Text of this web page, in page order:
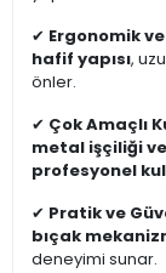
✔ Ergonomik
hafif yapısı,
önler.
✔ Çok Amaçlı
metal işçiliği
profesyonel
✔ Pratik ve
bıçak
deneyimi sunar.